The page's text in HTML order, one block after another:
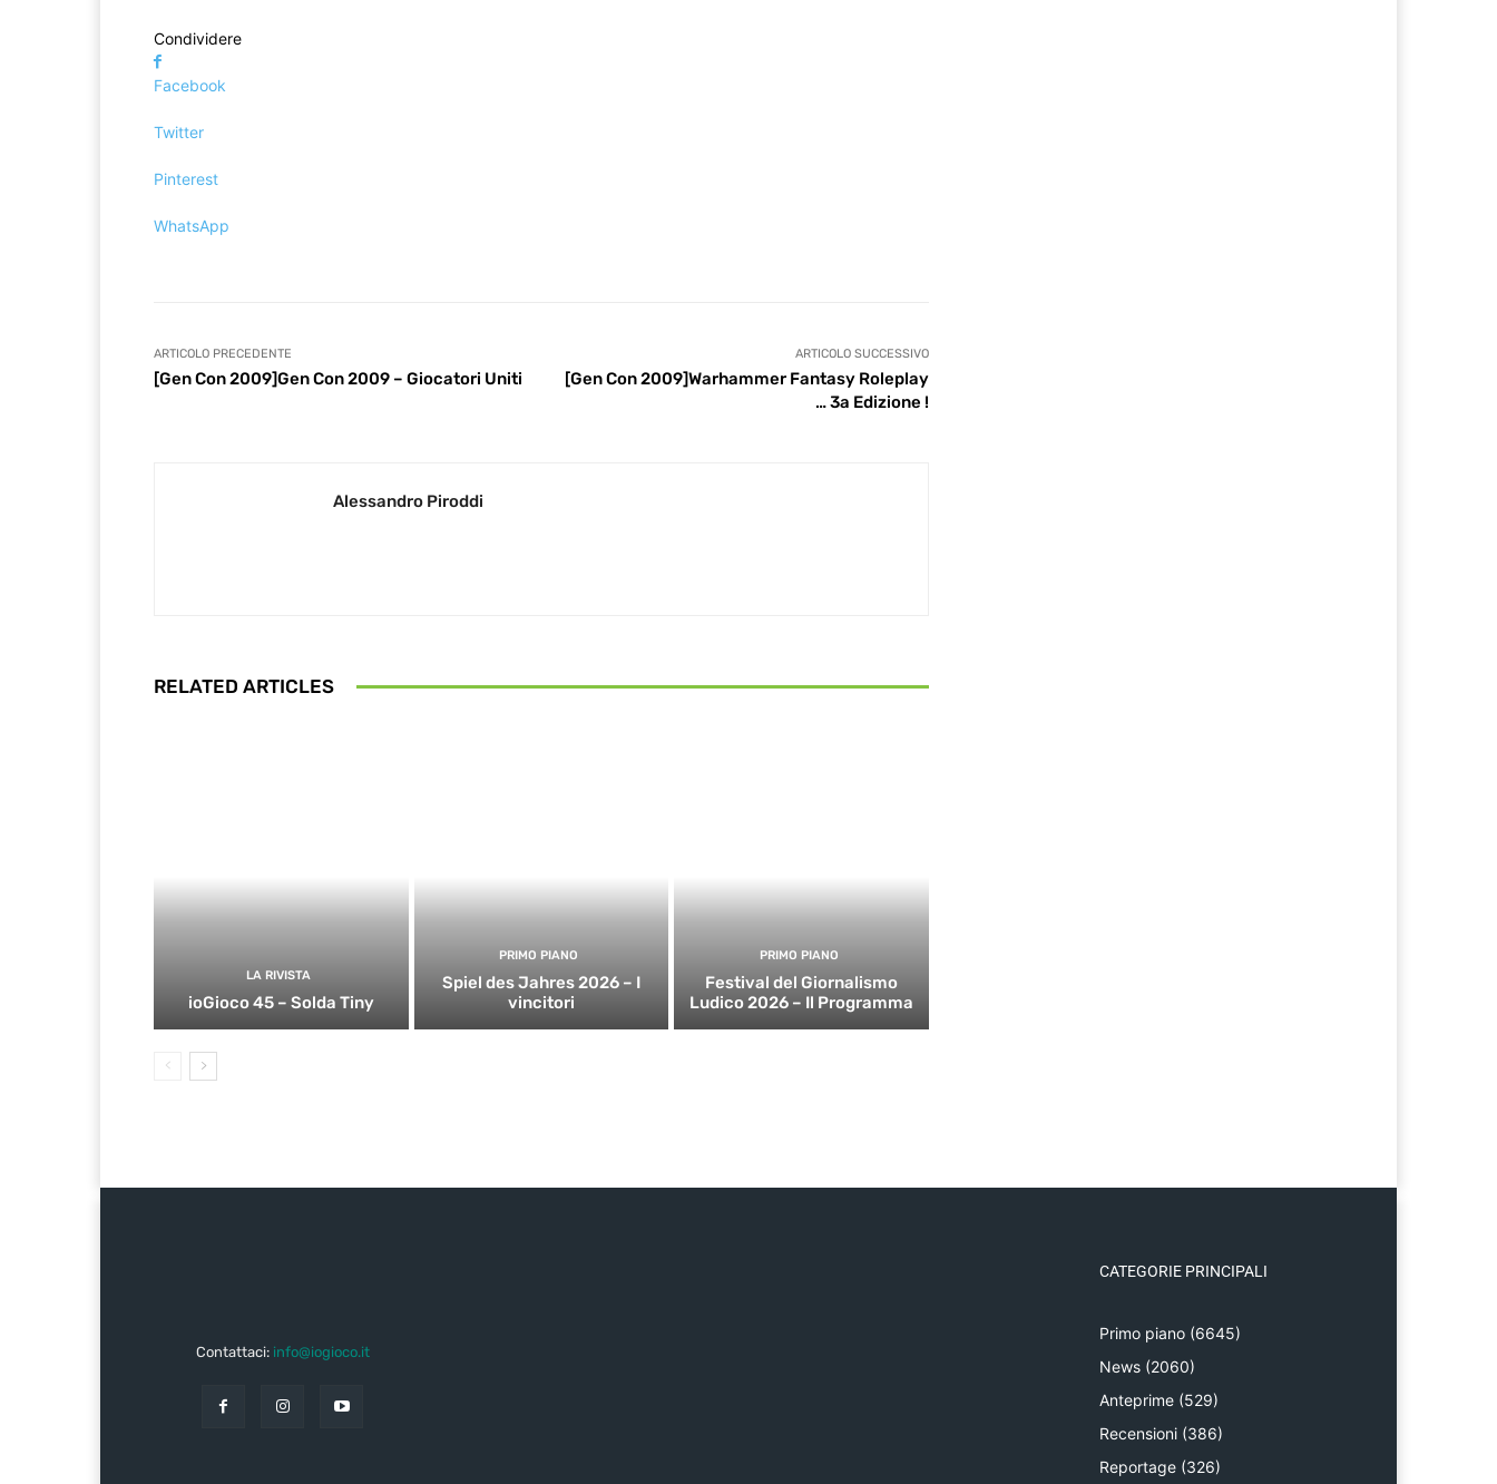
Condividere
Facebook
Twitter
Pinterest
WhatsApp
ARTICOLO PRECEDENTE
[Gen Con 2009]Gen Con 2009 – Giocatori Uniti
ARTICOLO SUCCESSIVO
[Gen Con 2009]Warhammer Fantasy Roleplay
… 3a Edizione !
Alessandro Piroddi
RELATED ARTICLES
LA RIVISTA
ioGioco 45 – Solda Tiny
PRIMO PIANO
Spiel des Jahres 2026 – I
vincitori
PRIMO PIANO
Festival del Giornalismo
Ludico 2026 – Il Programma
Contattaci: info@iogioco.it
CATEGORIE PRINCIPALI
Primo piano (6645)
News (2060)
Anteprime (529)
Recensioni (386)
Reportage (326)